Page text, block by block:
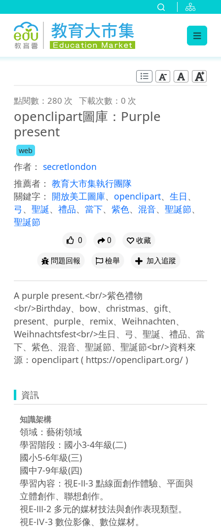
點閱數：280 次 下載次數：0 次
openclipart圖庫：Purple
present
web
作者： secretlondon
推薦者： 教育大市集執行團隊
關鍵字： 開放美工圖庫、 openclipart、 生日 、
弓 、 聖誕、 禮品、 當下、 紫色、 混音、 聖誕節、
聖誕節
0 0
收藏
問題回報
檢舉 加入追蹤
A purple present.<br/>紫色禮物
<br/>Birthday、bow、christmas、gift、
present、purple、remix、Weihnachten、
Weihnachtsfest<br/>生日、弓、聖誕、禮品、當
下、紫色、混音、聖誕節、聖誕節<br/>資料來
資訊
知識架構
領域：藝術領域
學習階段：國小3-4年級(二)
國小5-6年級(三)
國中7-9年級(四)
學習內容：視E-Ⅱ-3 點線面創作體驗、平面與
立體創作、聯想創作。
視E-Ⅲ-2 多元的媒材技法與創作表現類型。
視E-Ⅳ-3 數位影像、數位媒材。